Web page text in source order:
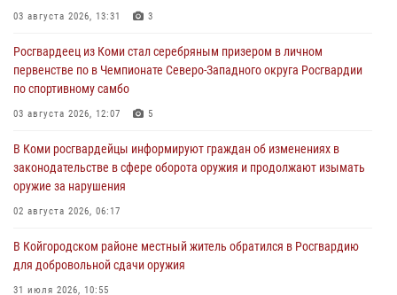
03 августа 2026, 13:31 3
Росгвардеец из Коми стал серебряным призером в личном
первенстве по в Чемпионате Северо-Западного округа Росгвардии
по спортивному самбо
03 августа 2026, 12:07 5
В Коми росгвардейцы информируют граждан об изменениях в
законодательстве в сфере оборота оружия и продолжают изымать
оружие за нарушения
02 августа 2026, 06:17
В Койгородском районе местный житель обратился в Росгвардию
для добровольной сдачи оружия
31 июля 2026, 10:55